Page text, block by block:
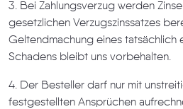
3. Bei Zahlungsverzug werden
gesetzlichen Verzugszinssatzes
Geltendmachung eines tatsächlich
Schadens bleibt uns vorbehalten.
4. Der Besteller darf nur mit
festgestellten Ansprüchen